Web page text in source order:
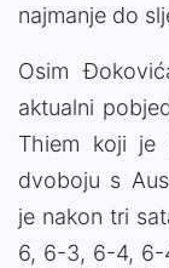
najmanje do
Osim
aktualni
Thiem koji je
dvoboju s
je nakon tri
6, 6-3, 6-4, 6-